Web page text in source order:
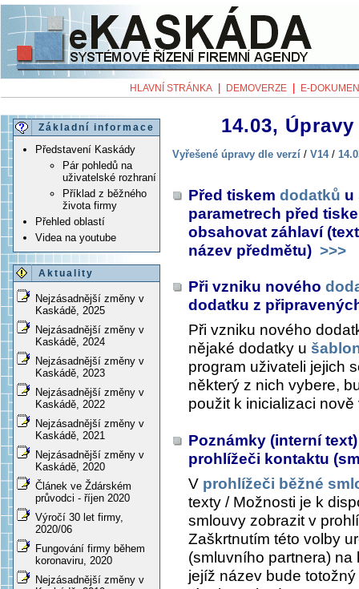
HLAVNÍ STRÁNKA DEMOVERZE E-
Základní informace
Představení Kaskády
Pár pohledů na
uživatelské rozhraní
Příklad z běžného
života firmy
Přehled oblastí
Videa na youtube
Aktuality
Nejzásadnější změny v
Kaskádě, 2025
Nejzásadnější změny v
Kaskádě, 2024
Nejzásadnější změny v
Kaskádě, 2023
Nejzásadnější změny v
Kaskádě, 2022
Nejzásadnější změny v
Kaskádě, 2021
Nejzásadnější změny v
Kaskádě, 2020
Článek ve Ždárském
průvodci - říjen 2020
Výročí 30 let firmy,
2020/06
Fungování firmy během
koronaviru, 2020
Nejzásadnější změny v
14.03,
Vyřešené úpravy dle verzí / V14/
Před tiskem dodatků u
parametrech před
obsahovat záhlaví
název předmětu) >>>
Při vzniku nového
dodatku z
Při vzniku nového
nějaké dodatky u
program uživateli jejich
některý z nich vybere,
použit k inicializaci
Poznámky (interní
prohlížeči kontaktu
V prohlížeči běžné
texty / Možnosti je k
smlouvy zobrazit v
Zaškrtnutím této volby
(smluvního partnera)
jejíž název bude